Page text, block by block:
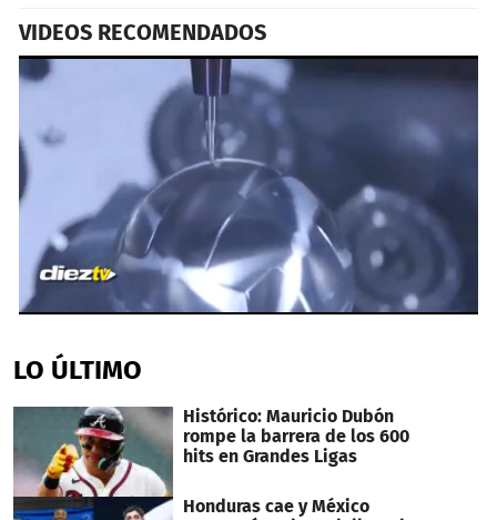
VIDEOS RECOMENDADOS
of
1
4
seconds
LO ÚLTIMO
Histórico: Mauricio Dubón
rompe la barrera de los 600
hits en Grandes Ligas
Honduras cae y México